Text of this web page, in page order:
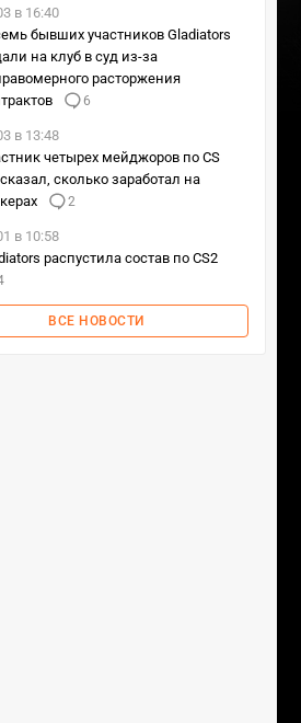
в 16:40
бывших участников Gladiators
на клуб в суд из-за
расторжения
6
в 13:48
четырех мейджоров по CS
сколько заработал на
2
в 10:58
распустила состав по CS2
ВСЕ НОВОСТИ